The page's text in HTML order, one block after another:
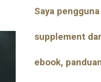
Saya
supplement
ebook,